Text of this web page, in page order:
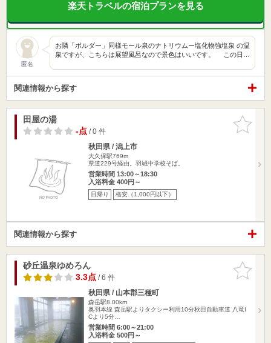
楽天トラベルの宿泊プランを見る
匿名
お隣「ボルダー」同様モール泉のナトリウムー塩化物強塩泉 の温
泉ですが、こちらは展望風呂なので景色はいいです。 この日…
関連情報から探す
お気に入
りに追加
田屋の湯
-点/ 0 件
秋田県 / 潟上市
大久保駅769m
県道229号経由。羽城中学校そば。
営業時間 13:00～18:30
入浴料金 400円～
日帰り 格安（1,000円以下）
関連情報から探す
お気に入
りに追加
砂丘温泉ゆめろん
3.3点/ 6 件
秋田県 / 山本郡三種町
森岳駅8.00km
奥羽本線 森岳駅よりタクシー利用10分秋田自動車道 八竜I
Cより5分…
営業時間 6:00～21:00
入浴料金 500円～